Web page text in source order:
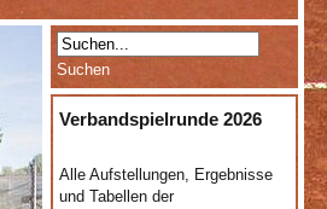
Verbandspielrunde 2026
Alle Aufstellungen, Ergebnisse
und Tabellen der